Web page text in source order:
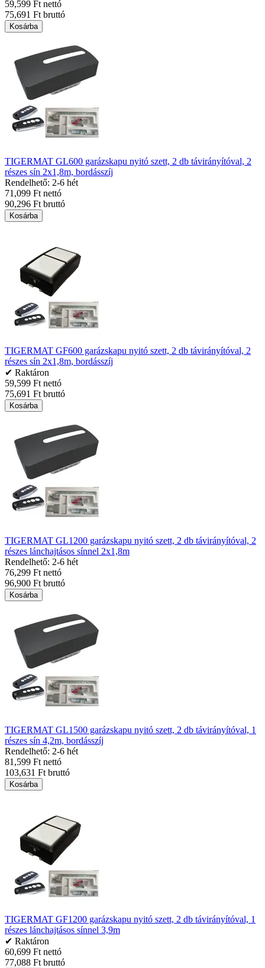
59,599 Ft nettó
75,691 Ft bruttó
Kosárba
TIGERMAT GL600 garázskapu nyitó szett, 2 db távirányítóval, 2
részes sín 2x1,8m, bordásszíj
Rendelhető: 2-6 hét
71,099 Ft nettó
90,296 Ft bruttó
Kosárba
TIGERMAT GF600 garázskapu nyitó szett, 2 db távirányítóval, 2
részes sín 2x1,8m, bordásszíj
✔ Raktáron
59,599 Ft nettó
75,691 Ft bruttó
Kosárba
TIGERMAT GL1200 garázskapu nyitó szett, 2 db távirányítóval, 2
részes lánchajtásos sínnel 2x1,8m
Rendelhető: 2-6 hét
76,299 Ft nettó
96,900 Ft bruttó
Kosárba
TIGERMAT GL1500 garázskapu nyitó szett, 2 db távirányítóval, 1
részes sín 4,2m, bordásszíj
Rendelhető: 2-6 hét
81,599 Ft nettó
103,631 Ft bruttó
Kosárba
TIGERMAT GF1200 garázskapu nyitó szett, 2 db távirányítóval, 1
részes lánchajtásos sínnel 3,9m
✔ Raktáron
60,699 Ft nettó
77,088 Ft bruttó